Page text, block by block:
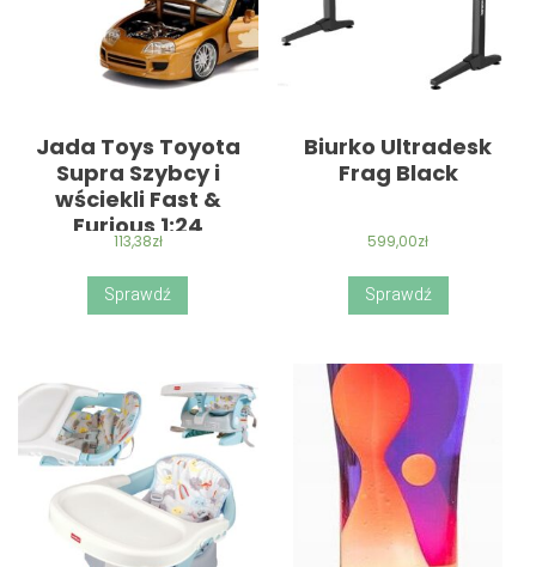
Jada Toys Toyota
Supra Szybcy i
wściekli Fast &
Furious 1:24
113,38zł
Sprawdź
Biurko Ultradesk
Frag Black
599,00zł
Sprawdź